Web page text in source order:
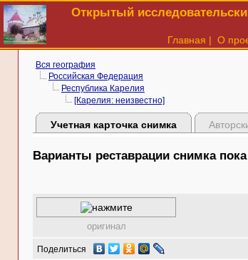
Открытый
Главная | О
Вся география
Российская Федерация
Республика Карелия
[Карелия: неизвестно]
Учетная карточка снимка
Варианты реставрации снимка
оригинал
Поделиться